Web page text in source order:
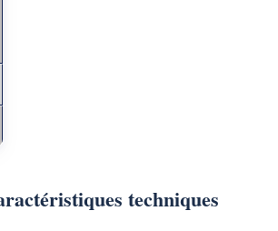
techniques